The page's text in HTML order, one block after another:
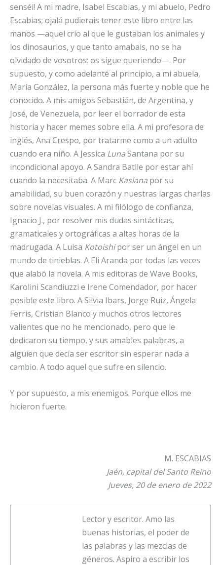
senséi! A mi madre, Isabel Escabias, y mi abuelo, Pedro
Escabias; ojalá pudierais tener este libro entre las
manos —aquel crío al que le gustaban los animales y
los dinosaurios, y que tanto amabais, no se ha
olvidado de vosotros: os sigue queriendo—. Por
supuesto, y como adelanté al principio, a mi abuela,
María González, la persona más fuerte y noble que he
conocido. A mis amigos Sebastián, de Argentina, y
José, de Venezuela, por leer el borrador de esta
historia y hacer memes sobre ella. A mi profesora de
inglés, Ana Crespo, por tratarme como a un adulto
cuando era niño. A Jessica LunaSantana por su
incondicional apoyo. A Sandra Batlle por estar ahí
cuando la necesitaba. A Marc Kaslana por su
amabilidad, su buen corazón y nuestras largas charlas
sobre novelas visuales. A mi filólogo de confianza,
Ignacio J., por resolver mis dudas sintácticas,
gramaticales y ortográficas a altas horas de la
madrugada. A Luisa Kotoishipor ser un ángel en un
mundo de tinieblas. A Eli Aranda por todas las veces
que alabó la novela. A mis editoras de Wave Books,
Karolini Scandiuzzi e Irene Comendador, por hacer
posible este libro. A Silvia Ibars, Jorge Ruiz, Ángela
Ferris, Cristian Blanco y muchos otros lectores
valientes que no he mencionado, pero que le
dedicaron su tiempo, y sus amables palabras, a
alguien que decía ser escritor sin esperar nada a
cambio. A todo aquel que sufre en silencio.
Y por supuesto, a mis enemigos. Porque ellos me
hicieron fuerte.
M. ESCABIAS
Jaén, capital del Santo Reino
Jueves, 20 de enero de 2022
Lector y escritor. Amo las
buenas historias, el poder de
las palabras y las mezclas de
géneros. Aspiro a escribir los